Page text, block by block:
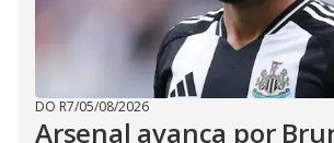
DO R7/05/08/2026
Arsenal avança por